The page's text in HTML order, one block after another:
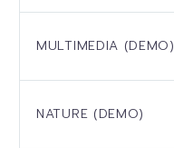
MULTIMEDIA (DEMO)
NATURE (DEMO)